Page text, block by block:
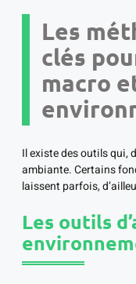
Les
clés
macro
Il existe des outils qui,
ambiante. Certains
laissent parfois,
Les outils